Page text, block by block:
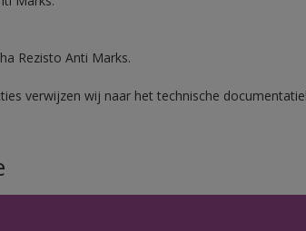
Rezisto Anti Marks.
verwijzen wij naar het technische